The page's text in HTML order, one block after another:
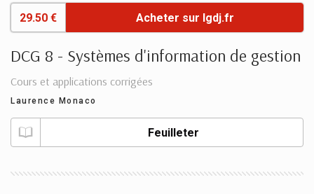
29.50 € Acheter sur lgdj.fr
DCG 8 - Systèmes d'information de gestion
Cours et applications corrigées
Laurence Monaco
Feuilleter